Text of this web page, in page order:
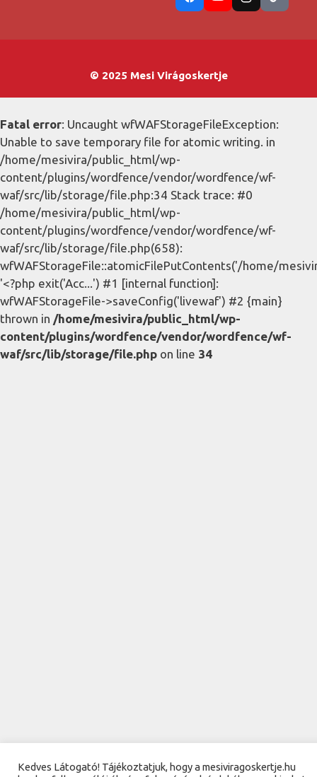
© 2025 Mesi Virágoskertje
Kedves Látogató! Tájékoztatjuk, hogy a mesiviragoskertje.hu
Fatal error: Uncaught wfWAFStorageFileException:
Unable to save temporary file for atomic writing. in
/home/mesivira/public_html/wp-
content/plugins/wordfence/vendor/wordfence/wf-
waf/src/lib/storage/file.php:34 Stack trace: #0
/home/mesivira/public_html/wp-
content/plugins/wordfence/vendor/wordfence/wf-
waf/src/lib/storage/file.php(658):
wfWAFStorageFile::atomicFilePutContents('/home/
'<?php exit('Acc...') #1 [internal function]:
wfWAFStorageFile->saveConfig('livewaf') #2 {main}
thrown in /home/mesivira/public_html/wp-
content/plugins/wordfence/vendor/wordfence/wf-
waf/src/lib/storage/file.php on line 34